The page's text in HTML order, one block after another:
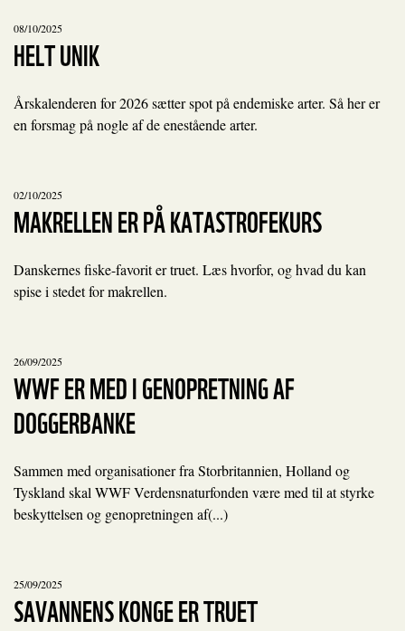
08/10/2025
HELT UNIK
Årskalenderen for 2026 sætter spot på endemiske arter. Så her er
en forsmag på nogle af de enestående arter.
02/10/2025
MAKRELLEN ER PÅ KATASTROFEKURS
Danskernes fiske-favorit er truet. Læs hvorfor, og hvad du kan
spise i stedet for makrellen.
26/09/2025
WWF ER MED I GENOPRETNING AF
DOGGERBANKE
Sammen med organisationer fra Storbritannien, Holland og
Tyskland skal WWF Verdensnaturfonden være med til at styrke
beskyttelsen og genopretningen af(...)
25/09/2025
SAVANNENS KONGE ER TRUET